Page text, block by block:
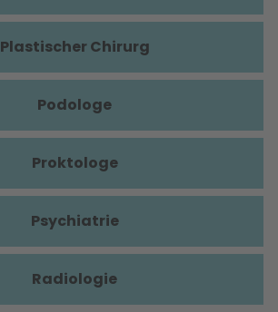
Plastischer Chirurg
Podologe
Proktologe
Psychiatrie
Radiologie